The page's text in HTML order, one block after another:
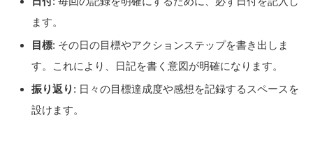
ます。
目標: その日の目標やアクションステップを書き出しま
す。これにより、日記を書く意図が明確になります。
振り返り : 日々の目標達成度や感想を記録するスペースを
設けます。